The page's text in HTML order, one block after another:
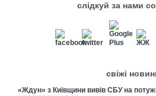
слідкуй за нами
свіжі
«Ждун» з Київщини вивів СБУ на